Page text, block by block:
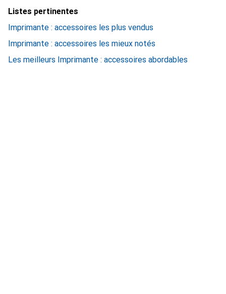
Listes pertinentes
Imprimante : accessoires les plus vendus
Imprimante : accessoires les mieux notés
Les meilleurs Imprimante : accessoires abordables